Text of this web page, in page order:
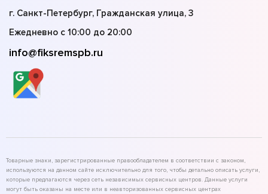
г. Санкт-Петербург, Гражданская улица, 3
Ежедневно с 10:00 до 20:00
info@fiksremspb.ru
Товарные знаки, зарегистрированные правообладателем в соответствии с законом,
используются на данном сайте исключительно для того, чтобы детально описать услуги,
которые предлагаются через сеть независимых сервисных центров. Данные услуги
могут быть оказаны на месте или в неавторизованных сервисных центрах